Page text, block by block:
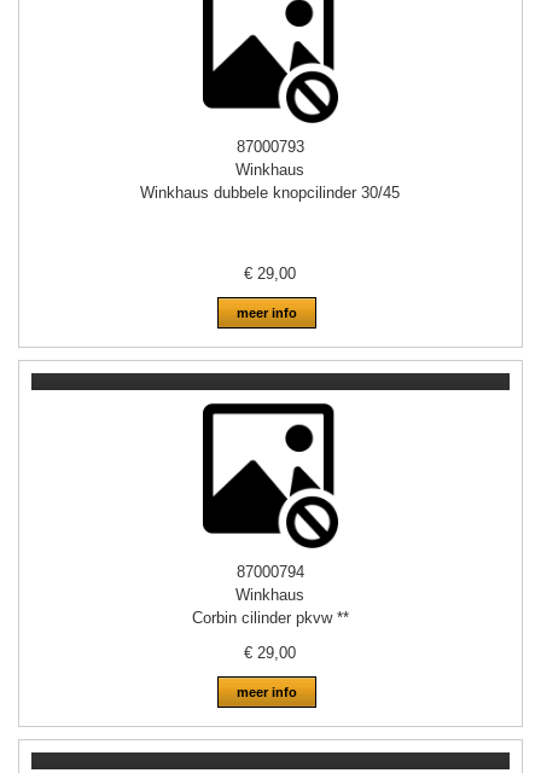
87000793
Winkhaus
Winkhaus dubbele knopcilinder 30/45
€29,00
meer info
87000794
Winkhaus
Corbin cilinder pkvw **
€29,00
meer info